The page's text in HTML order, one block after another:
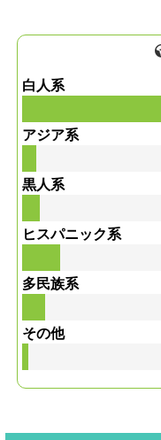
白人系
アジア系
黒人系
ヒスパニック系
多民族系
その他